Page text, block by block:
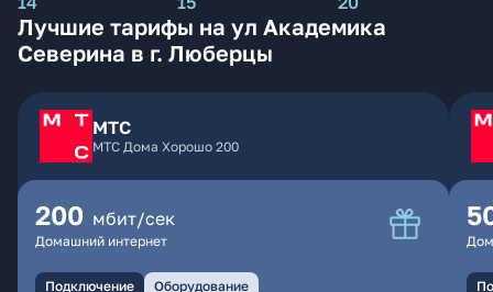
Лучшие тарифы на ул Академика
Северина в г. Люберцы
МТС
МТС Дома Хорошо 200
200 мбит/сек
Домашний интернет
Подключение Оборудование